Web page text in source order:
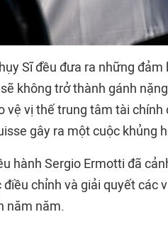
Sĩ đều đưa ra những
không trở thành gánh
vệ vị thế trung tâm tài chính
gây ra một cuộc khủng
hành Sergio Ermotti đã
điều chỉnh và giải quyết các
năm năm.